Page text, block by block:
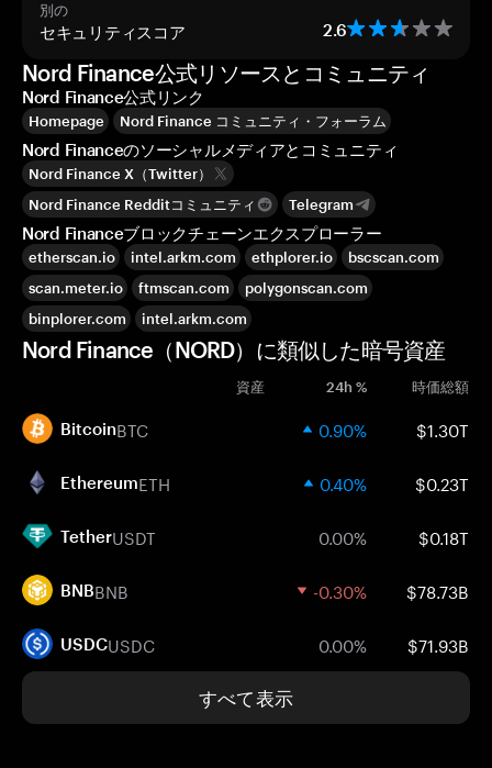
別の
セキュリティスコア 2.6
Nord Finance公式リソースとコミュニティ
Nord Finance公式リンク
Homepage Nord Finance コミュニティ・フォーラム
Nord Financeのソーシャルメディアとコミュニティ
Nord Finance X（Twitter）
Nord Finance Redditコミュニティ
Telegram
Nord Financeブロックチェーンエクスプローラー
etherscan.io intel.arkm.com ethplorer.io
bscscan.com
scan.meter.io
ftmscan.com
polygonscan.com
binplorer.com
intel.arkm.com
Nord Finance（NORD）に類似した暗号資産
資産 24h % 時価総額
BitcoinBTC 0.90% $1.30T
EthereumETH 0.40% $0.23T
TetherUSDT 0.00% $0.18T
BNBBNB -0.30% $78.73B
USDCUSDC 0.00% $71.93B
すべて表示